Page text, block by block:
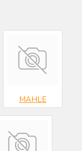
MAHLE